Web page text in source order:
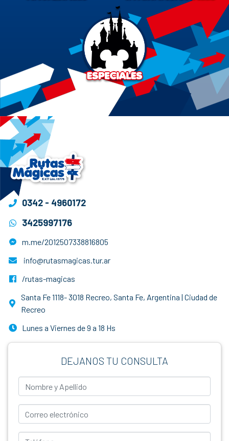
0342 - 4960172
3425997176
m.me/2012507338816805
info@rutasmagicas.tur.ar
/rutas-magicas
Santa Fe 1118- 3018 Recreo, Santa Fe, Argentina | Ciudad de
Recreo
Lunes a Viernes de 9 a 18 Hs
DEJANOS TU CONSULTA
Nombre y Apellido
Correo Electrónico
Teléfono